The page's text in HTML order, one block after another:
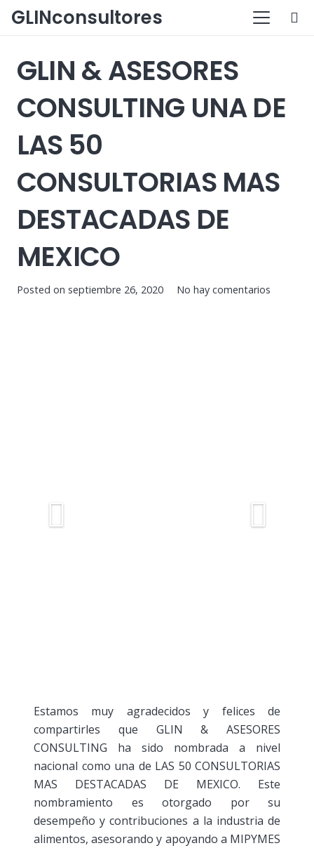
GLINconsultores
GLIN & ASESORES
CONSULTING UNA DE
LAS 50
CONSULTORIAS MAS
DESTACADAS DE
MEXICO
Posted on septiembre 26, 2020 No hay comentarios
Estamos muy agradecidos y felices de
compartirles que GLIN & ASESORES
CONSULTING ha sido nombrada a nivel
nacional como una de LAS 50 CONSULTORIAS
MAS DESTACADAS DE MEXICO. Este
nombramiento es otorgado por su
desempeño y contribuciones a la industria de
alimentos, asesorando y apoyando a MIPYMES